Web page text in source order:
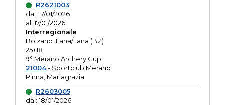
R2621003
dal: 17/01/2026
al: 17/01/2026
Interregionale
Bolzano: Lana/Lana (BZ)
25+18
9° Merano Archery Cup
21004- Sportclub Merano
Pinna, Mariagrazia
R2603005
dal: 18/01/2026